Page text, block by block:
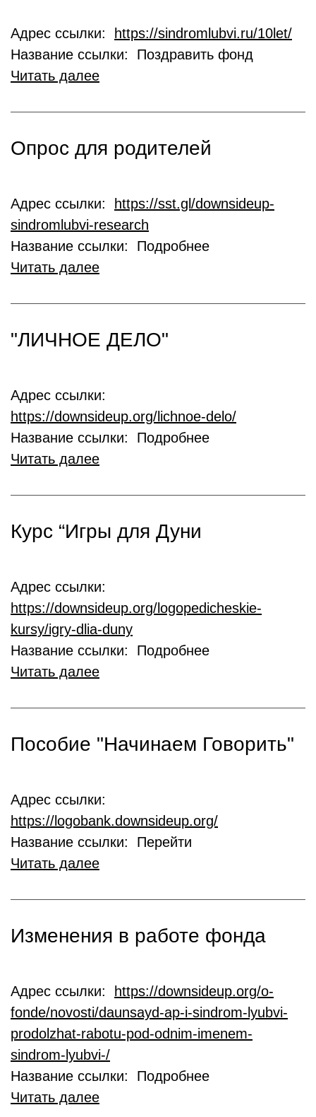
Адрес ссылки:
https://sindromlubvi.ru/10let/
Название ссылки: Поздравить фонд
Читать далее
Опрос для родителей
Адрес ссылки:
https://sst.gl/downsideup-
sindromlubvi-research
Название ссылки: Подробнее
Читать далее
"ЛИЧНОЕ ДЕЛО"
Адрес ссылки:
https://downsideup.org/lichnoe-delo/
Название ссылки: Подробнее
Читать далее
Курс “Игры для Дуни
Адрес ссылки:
https://downsideup.org/logopedicheskie-
kursy/igry-dlia-duny
Название ссылки: Подробнее
Читать далее
Пособие "Начинаем Говорить"
Адрес ссылки:
https://logobank.downsideup.org/
Название ссылки: Перейти
Читать далее
Изменения в работе фонда
Адрес ссылки:
https://downsideup.org/o-
fonde/novosti/daunsayd-ap-i-sindrom-lyubvi-
prodolzhat-rabotu-pod-odnim-imenem-
sindrom-lyubvi-/
Название ссылки: Подробнее
Читать далее